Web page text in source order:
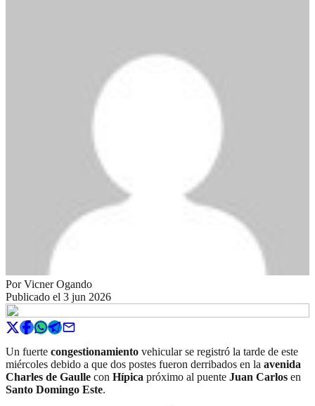
PorVicner Ogando
Publicado el 3 jun 2026
Un fuerte congestionamiento vehicular se registró la tarde de este
miércoles debido a que dos postes fueron derribados en la avenida
Charles de Gaulle con Hípica próximo al puente Juan Carlos en
Santo Domingo Este.